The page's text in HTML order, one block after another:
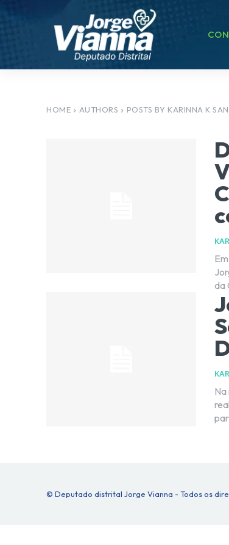
HOME AUTHORS POSTS BY KARINNA K
da
© Deputado distrital Jorge Vianna - Todos os